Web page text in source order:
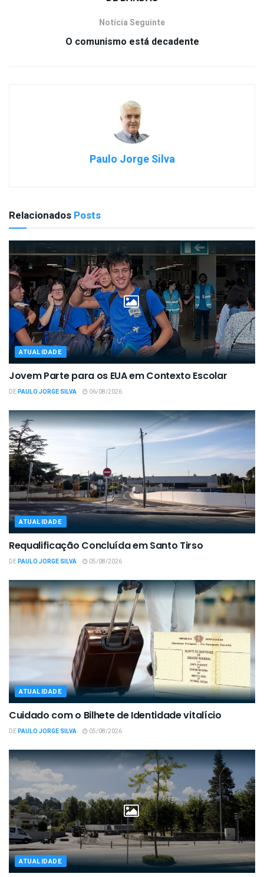
Notícia Seguinte
O comunismo está decadente
Paulo Jorge Silva
Relacionados Posts
ATUALIDADE
Jovem Parte para os EUA em Contexto Escolar
DEPAULO JORGE SILVA 06/08/2026
ATUALIDADE
Requalificação Concluída em Santo Tirso
DEPAULO JORGE SILVA 05/08/2026
ATUALIDADE
Cuidado com o Bilhete de Identidade vitalício
DEPAULO JORGE SILVA 05/08/2026
ATUALIDADE